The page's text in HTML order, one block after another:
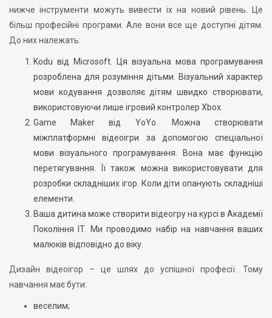
нижче інструменти можуть вивести їх на новий рівень. Це
більш професійні програми. Але вони все ще доступні дітям.
До них належать:
Kodu від Microsoft. Ця візуальна мова програмування
розроблена для розуміння дітьми. Візуальний характер
мови кодування дозволяє дітям швидко створювати,
використовуючи лише ігровий контролер Xbox.
Game Maker від YoYo. Можна створювати
міжплатформні відеоігри за допомогою спеціальної
мови візуального програмування. Вона має функцію
перетягування. Її також можна використовувати для
розробки складніших ігор. Коли діти опанують складніші
елементи.
Ваша дитина може створити відеогру на курсі в Академії
Покоління IT. Ми проводимо набір на навчання ваших
малюків відповідно до віку.
Дизайн відеоігор – це шлях до успішної професії. Тому
навчання має бути:
веселим;